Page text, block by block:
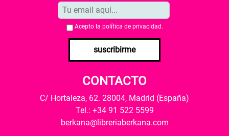
Acepto la política de privacidad .
suscribirme
CONTACTO
C/ Hortaleza, 62. 28004, Madrid (España)
Tel.: +34 91 522 5599
berkana@libreriaberkana.com